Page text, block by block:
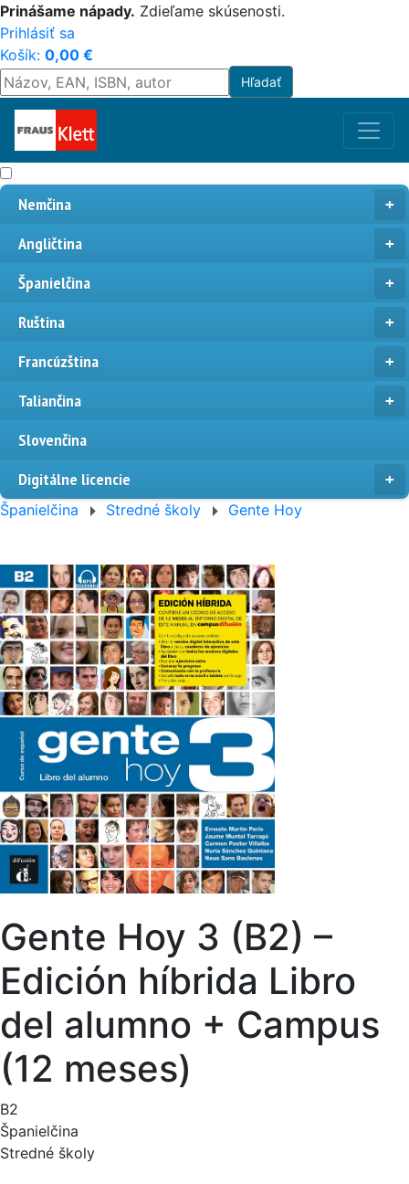
Prinášame nápady. Zdieľame skúsenosti.
Prihlásiť sa
Košík: 0,00 €
Nemčina
Angličtina
Španielčina
Ruština
Francúzština
Taliančina
Slovenčina
Digitálne licencie
Španielčina Stredné školy Gente Hoy
Gente Hoy 3 (B2) –
Edición híbrida Libro
del alumno + Campus
(12 meses)
B2
Španielčina
Stredné školy